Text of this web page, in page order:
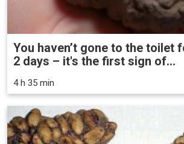
You haven’t gone to the toilet
2 days – it's the first sign of...
4 h 35 min